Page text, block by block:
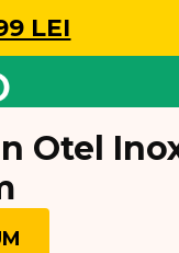
LEI
Otel